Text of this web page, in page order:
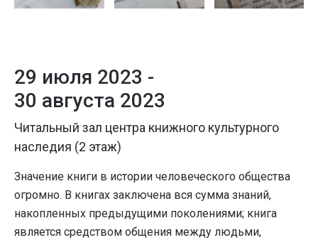
29 июля 2023 -
30 августа 2023
Читальный зал центра книжного культурного
наследия (2 этаж)
Значение книги в истории человеческого общества
огромно. В книгах заключена вся сумма знаний,
накопленных предыдущими поколениями; книга
является средством общения между людьми,